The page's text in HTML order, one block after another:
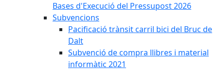
Bases d'Execució del Pressupost 2026
Subvencions
Pacificació trànsit carril bici del Bruc de
Dalt
Subvenció de compra llibres i material
informàtic 2021